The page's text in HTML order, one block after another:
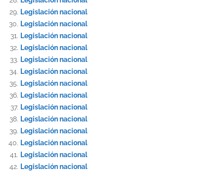
Legislación nacional
Legislación nacional
Legislación nacional
Legislación nacional
Legislación nacional
Legislación nacional
Legislación nacional
Legislación nacional
Legislación nacional
Legislación nacional
Legislación nacional
Legislación nacional
Legislación nacional
Legislación nacional